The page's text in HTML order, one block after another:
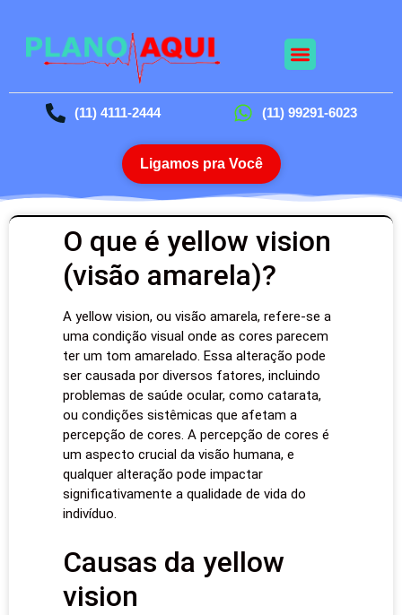
(11) 4111-2444 (11) 99291-6023
Ligamos pra Você
O que é yellow vision
(visão amarela)?
A yellow vision, ou visão amarela, refere-se a
uma condição visual onde as cores parecem
ter um tom amarelado. Essa alteração pode
ser causada por diversos fatores, incluindo
problemas de saúde ocular, como catarata,
ou condições sistêmicas que afetam a
percepção de cores. A percepção de cores é
um aspecto crucial da visão humana, e
qualquer alteração pode impactar
significativamente a qualidade de vida do
indivíduo.
Causas da yellow
vision